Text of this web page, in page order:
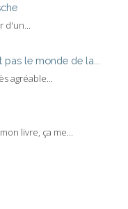
d'un...
le monde de la...
agréable...
livre, ça me...